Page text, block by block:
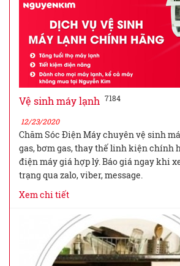
Vệ sinh máy lạnh 7184
12/23/2020
Chăm Sóc Điện Máy chuyên vệ sinh
gas, bơm gas, thay thế linh kiện chính
điện máy giá hợp lý. Báo giá ngay khi
trạng qua zalo, viber, message.
Xem chi tiết